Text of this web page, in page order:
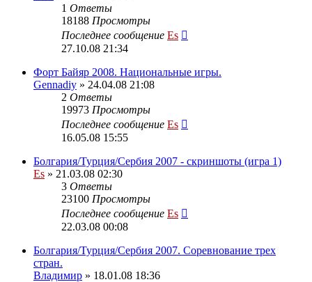
1 Ответы
18188 Просмотры
Последнее сообщение Es
27.10.08 21:34
Форт Байяр 2008. Национальные игры.
Gennadiy » 24.04.08 21:08
2 Ответы
19973 Просмотры
Последнее сообщение Es
16.05.08 15:55
Болгария/Турция/Сербия 2007 - скриншоты (игра 1)
Es » 21.03.08 02:30
3 Ответы
23100 Просмотры
Последнее сообщение Es
22.03.08 00:08
Болгария/Турция/Сербия 2007. Соревнование трех
стран.
Владимир » 18.01.08 18:36